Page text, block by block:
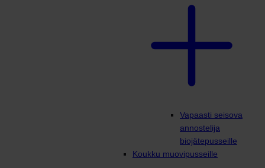
Vapaasti seisova
annostelija
biojätepusseille
Koukku muovipusseille